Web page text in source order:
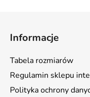
Informacje
Tabela rozmiarów
Regulamin sklepu
Polityka ochrony